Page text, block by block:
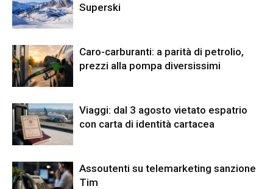
Superski
Caro-carburanti: a parità di petrolio,
prezzi alla pompa diversissimi
Viaggi: dal 3 agosto vietato espatrio
con carta di identità cartacea
Assoutenti su telemarketing sanzione
Tim